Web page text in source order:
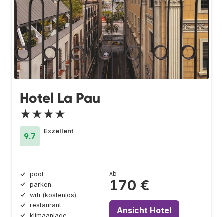
Hotel La Pau
★★★★
9.7
Exzellent
pool
parken
wifi (kostenlos)
restaurant
klimaanlage
Ab
170 €
Ansicht Hotel